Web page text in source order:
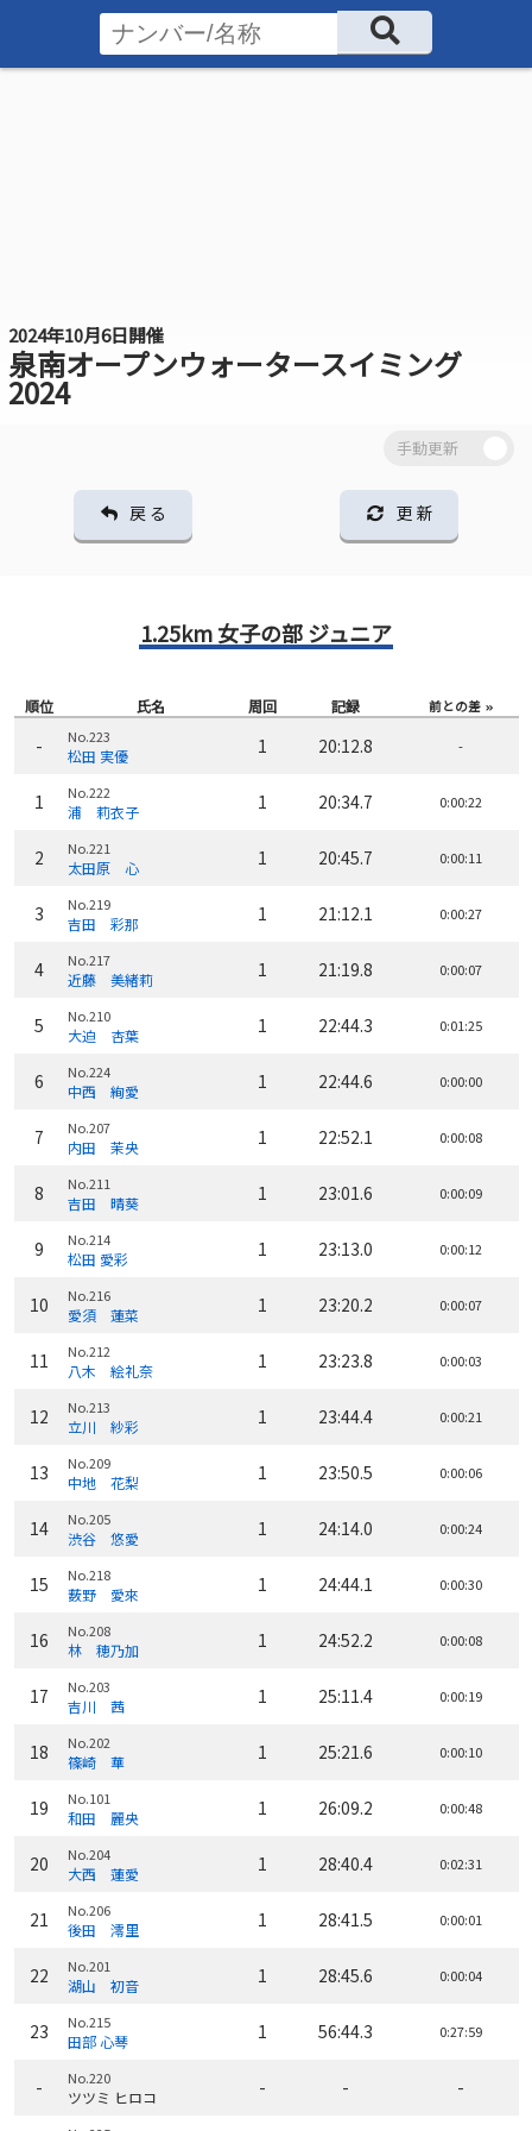
2024年10月6日開催
泉南オープンウォータースイミング
2024
戻 る 更 新
1.25km 女子の部 ジュニア
順位 氏名 周回 記録 前との差
- No.223
松田 実優 1 20:12.8 -
1 No.222
浦 莉衣子 1 20:34.7 0:00:22
2 No.221
太田原 心 1 20:45.7 0:00:11
3 No.219
吉田 彩那 1 21:12.1 0:00:27
4 No.217
近藤 美緒莉 1 21:19.8 0:00:07
5 No.210
大迫 杏葉 1 22:44.3 0:01:25
6 No.224
中西 絢愛 1 22:44.6 0:00:00
7 No.207
内田 茉央 1 22:52.1 0:00:08
8 No.211
吉田 晴葵 1 23:01.6 0:00:09
9 No.214
松田 愛彩 1 23:13.0 0:00:12
10 No.216
愛須 蓮菜 1 23:20.2 0:00:07
11 No.212
八木 絵礼奈 1 23:23.8 0:00:03
12 No.213
立川 紗彩 1 23:44.4 0:00:21
13 No.209
中地 花梨 1 23:50.5 0:00:06
14 No.205
渋谷 悠愛 1 24:14.0 0:00:24
15 No.218
薮野 愛來 1 24:44.1 0:00:30
16 No.208
林 穂乃加 1 24:52.2 0:00:08
17 No.203
吉川 茜 1 25:11.4 0:00:19
18 No.202
篠崎 華 1 25:21.6 0:00:10
19 No.101
和田 麗央 1 26:09.2 0:00:48
20 No.204
大西 蓮愛 1 28:40.4 0:02:31
21 No.206
後田 澪里 1 28:41.5 0:00:01
22 No.201
湖山 初音 1 28:45.6 0:00:04
23 No.215
田部 心琴 1 56:44.3 0:27:59
- No.220
ツツミ ヒロコ - - -